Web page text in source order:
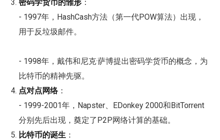
密码学货币的雏形：
- 1997年，HashCash方法（第一代POW算法）出现，
用于反垃圾邮件。
- 1998年，戴伟和尼克·萨博提出密码学货币的概念，为
比特币的精神先驱。
点对点网络：
- 1999-2001年，Napster、EDonkey 2000和BitTorrent
分别先后出现，奠定了P2P网络计算的基础。
比特币的诞生：